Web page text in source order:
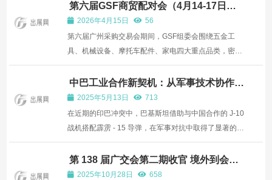
第六届GSF商贸配对会（4月14-17日）
场次安排与买家名单一览
2026年4月15日
56
第六届广州采购交易会期间，GSF组委会围绕五金工
具、机械设备、摩托车配件、家电四大重点品类，密集
组织多场高效、精准的商贸配对专场。活动汇聚了来自
亚洲、非洲、欧洲、美洲等多个国家和地区的优质采购
商资源。 带着明确采购意向的海外买家，将通过一对一
循环对接...
中巴工业合作新契机：从军事技术协作到
全产业共赢 —— 诚邀中国企业参与 2025
巴基斯坦工业展
2025年5月13日
713
在近期的印巴冲突中，巴基斯坦借助与中国合作的 J-10
战机搭配霹雳 - 15 导弹，在军事对抗中取得了显著的战
术优势，成功击落 3 架印度的 “阵风” 战机。这一辉煌战
果不仅有力地展示了巴基斯坦的国防实力，更是中巴两
国在工业技术领域深度合作的生动范例。此次胜利充
第 138 届广交会第二期收官 境外到会采
购商逼近 24 万
2025年10月28日
658